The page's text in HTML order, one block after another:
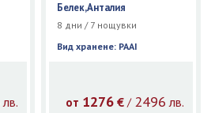
лв.
Белек,Анталия
8 дни / 7 нощувки
Вид хранене: PAAI
от 1276 € / 2496 лв.